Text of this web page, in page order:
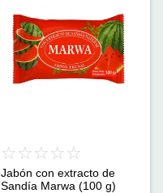
Jabón con extracto de
Sandía Marwa (100 g)